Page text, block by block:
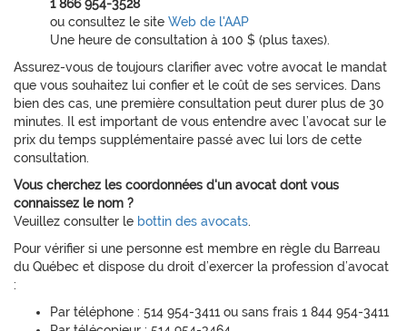
1 866 954-3528
ou consultez le site Web de l'AAP
Une heure de consultation à 100 $ (plus taxes).
Assurez-vous de toujours clarifier avec votre avocat le mandat
que vous souhaitez lui confier et le coût de ses services. Dans
bien des cas, une première consultation peut durer plus de 30
minutes. Il est important de vous entendre avec l’avocat sur le
prix du temps supplémentaire passé avec lui lors de cette
consultation.
Vous cherchez les coordonnées d'un avocat dont vous
connaissez le nom ?
Veuillez consulter le bottin des avocats.
Pour vérifier si une personne est membre en règle du Barreau
du Québec et dispose du droit d’exercer la profession d’avocat
:
Par téléphone : 514 954-3411 ou sans frais 1 844 954-3411